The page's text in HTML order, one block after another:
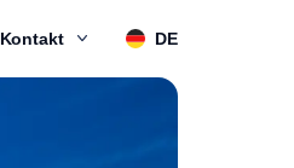
Kontakt DE